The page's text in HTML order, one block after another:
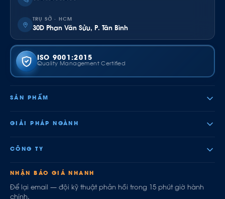
TRỤ SỞ · HCM
30D Phan Văn Sửu, P. Tân Bình
ISO 9001:2015
Quality Management Certified
SẢN PHẨM
GIẢI PHÁP NGÀNH
CÔNG TY
NHẬN BÁO GIÁ NHANH
Để lại email — đội kỹ thuật phản hồi trong 15 phút giờ hành
chính.